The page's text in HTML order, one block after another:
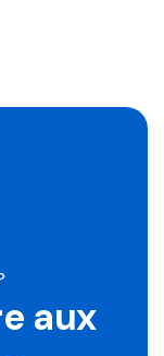
aux